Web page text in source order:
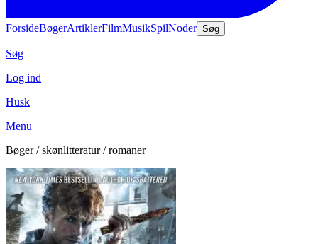
ForsideBøgerArtiklerFilmMusikSpilNoder Søg
Søg
Log ind
Husk
Menu
Bøger / skønlitteratur / romaner